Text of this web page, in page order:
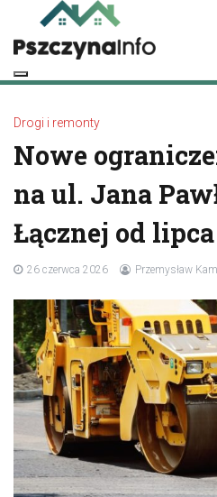
content
pszczynainfo.pl
Twoje źródło informacji o
Drogi i remonty
Nowe
na ul. Jana
Łącznej od
26 czerwca 2026 Przemysław